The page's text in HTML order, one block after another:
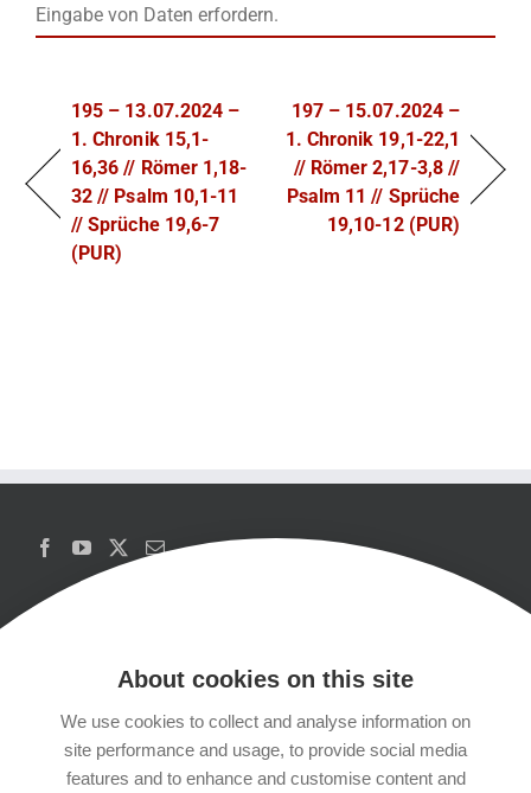
Eingabe von Daten erfordern.
195 – 13.07.2024 –
1. Chronik 15,1-
16,36 // Römer 1,18-
32 // Psalm 10,1-11
// Sprüche 19,6-7
(PUR)
197 – 15.07.2024 –
1. Chronik 19,1-22,1
// Römer 2,17-3,8 //
Psalm 11 // Sprüche
19,10-12 (PUR)
Copyrights
Datenschutzerklärung
About cookies on this site
We use cookies to collect and analyse information on
site performance and usage, to provide social media
features and to enhance and customise content and